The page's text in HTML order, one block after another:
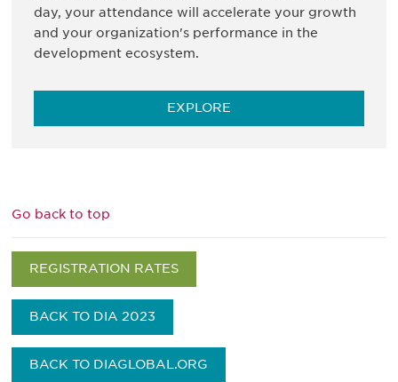
day, your attendance will accelerate your growth
and your organization's performance in the
development ecosystem.
EXPLORE
Go back to top
REGISTRATION RATES
BACK TO DIA 2023
BACK TO DIAGLOBAL.ORG